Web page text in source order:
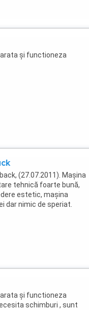
arata și functioneza
(27.07.2011). Mașina
tehnică foarte bună,
estetic, mașina
dar nimic de speriat.
arata și functioneza
schimburi , sunt